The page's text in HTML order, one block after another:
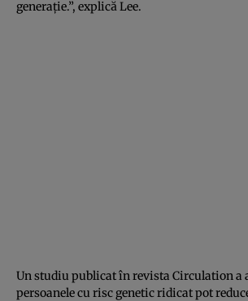
generație.”, explică Lee.
Un studiu publicat în revista Circulation a
persoanele cu risc genetic ridicat pot